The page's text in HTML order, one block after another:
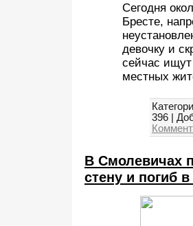
Сегодня
Бресте,
девочку и
сейчас
местных
396
В Смолевичах
стену и погиб